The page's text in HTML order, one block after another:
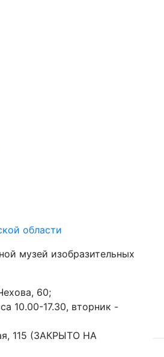
области
музей изобразительных
60;
10.00-17.30, вторник -
115 (ЗАКРЫТО НА